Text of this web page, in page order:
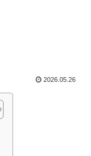
2026.05.26